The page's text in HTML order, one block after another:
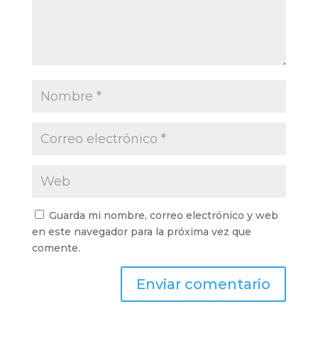
Guarda mi nombre, correo electrónico y web
en este navegador para la próxima vez que
comente.